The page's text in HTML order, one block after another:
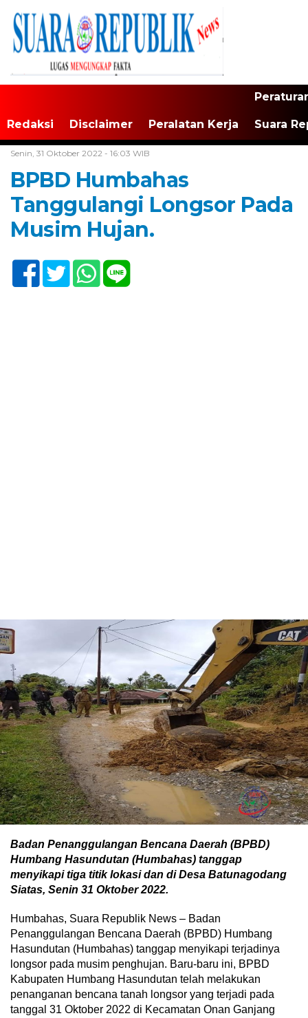
Redaksi Disclaimer Peralatan Kerja Suara
Senin, 31 Oktober 2022 - 16:03 WIB
BPBD Humbahas
Tanggulangi Longsor Pada
Musim Hujan.
Badan Penanggulangan Bencana Daerah (BPBD)
Humbang Hasundutan (Humbahas) tanggap
menyikapi tiga titik lokasi dan di Desa Batunagodang
Siatas, Senin 31 Oktober 2022.
Humbahas, Suara Republik News – Badan
Penanggulangan Bencana Daerah (BPBD) Humbang
Hasundutan (Humbahas) tanggap menyikapi terjadinya
longsor pada musim penghujan. Baru-baru ini, BPBD
Kabupaten Humbang Hasundutan telah melakukan
penanganan bencana tanah longsor yang terjadi pada
tanggal 31 Oktober 2022 di Kecamatan Onan Ganjang